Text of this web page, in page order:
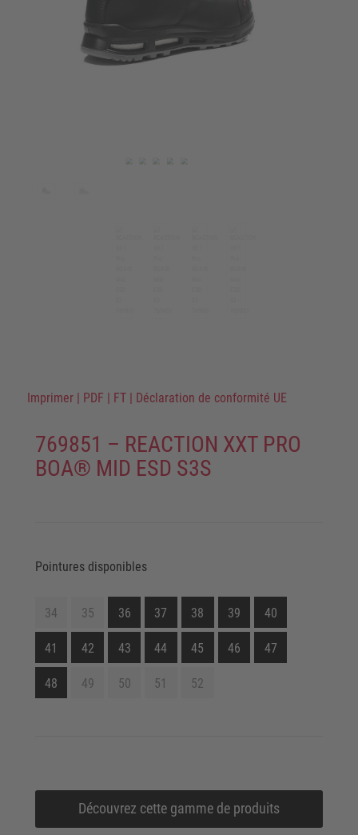
Imprimer | PDF | FT | Déclaration de conformité UE
769851 – REACTION XXT PRO
BOA® MID ESD S3S
Pointures disponibles
34 35 36 37 38 39 40
41 42 43 44 45 46 47
48 49 50 51 52
Découvrez cette gamme de produits